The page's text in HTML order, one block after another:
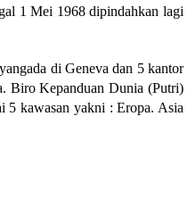
1 Mei 1968 dipindahkan lagi
di Geneva dan 5 kantor
Biro Kepanduan Dunia (Putri)
5 kawasan yakni : Eropa. Asia